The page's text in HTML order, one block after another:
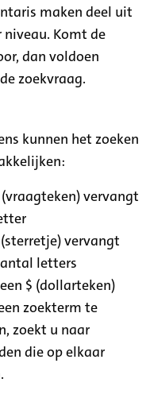
maken deel uit
niveau. Komt de
dan voldoen
zoekvraag.
kunnen het zoeken
(vraagteken) vervangt
(sterretje) vervangt
letters
$ (dollarteken)
zoekterm te
zoekt u naar
die op elkaar